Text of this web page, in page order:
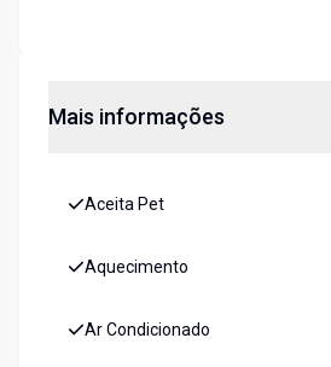
Mais informações
Aceita Pet
Aquecimento
Ar Condicionado